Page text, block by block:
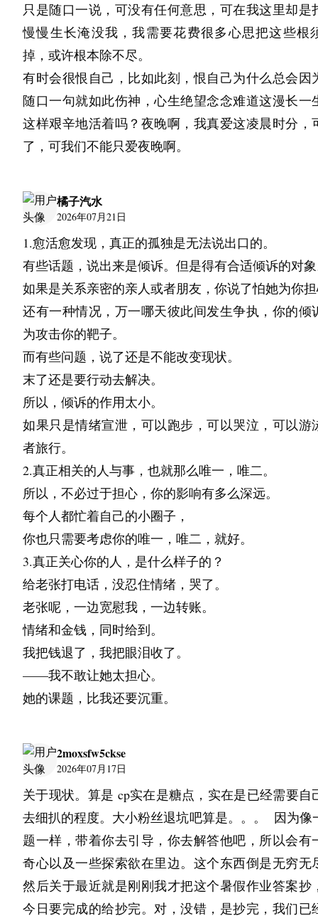
只是随口一说，可没有任何意思，可在我这里却是
慢慢生长淹没我，我需要花费很多心思把这些根
掉，或许根本除不尽。
有时会很恨自己，比如此刻，恨自己为什么总会因
随口一句就如此伤神，心生绝望念念难道这漫长一
这样艰辛地活着吗？夜晚啊，我真爱这凌晨时分，
了，可我们不能只爱夜晚啊。
橘子汽水
2026年07月21日
1.愈活愈发现，真正的孤独是无法说出口的。
有些话题，说出来是倾诉。但是得有合适倾诉的对
如果是关系亲密的亲人或者朋友，你说了怕她为你
还有一种情况，万一哪天彼此间发生争执，你的倾
为攻击你的靶子。
而有些问题，说了还是不能改变现状。
末了还是要行动去解决。
所以，倾诉的作用太小。
如果只是情绪宣泄，可以跑步，可以哭泣，可以游
者旅行。
2.真正相关的人与事，也就那么唯一，唯二。
所以，不必过于担心，你的影响有多么深远。
每个人都忙着自己的小圈子，
你也只需要考虑你的唯一，唯二，就好。
3.真正关心你的人，是什么样子的？
给老张打电话，没忍住情绪，哭了。
老张呢，一边宽慰我，一边转账。
情绪和金钱，同时给到。
我把钱退了，我把眼泪收了。
——我不敢让她太担心。
她的课题，比我还要沉重。
2moxsfw5ckse
2026年07月17日
关于现状。算是 cp实在是糖点，实在是已经需要自
去细扒的程度。大小粉丝退坑吧算是。。。  因为像
题一样，带着你去引导，你去解答他吧，所以会有
奇心以及一些探索欲在里边。这个东西倒是无穷无
然后关于最近就是刚刚我才把这个暑假作业答案抄
今日要完成的给抄完。对，没错，是抄完，我们已